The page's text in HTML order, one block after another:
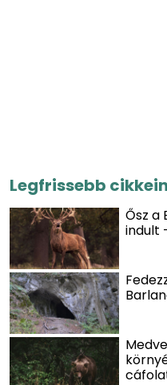
Legfrissebb
Ősz a
indult